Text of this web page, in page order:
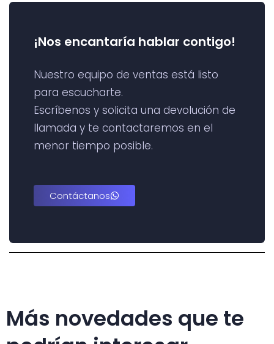
¡Nos encantaría hablar contigo!
Nuestro equipo de ventas está listo
para escucharte.
Escríbenos y solicita una devolución de
llamada y te contactaremos en el
menor tiempo posible.
Contáctanos
Más novedades que te